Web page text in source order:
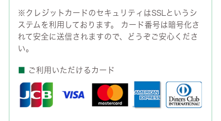
※クレジットカードのセキュリティはSSLというシ
ステムを利用しております。 カード番号は暗号化さ
れて安全に送信されますので、どうぞご安心くださ
い。
■ ご利用いただけるカード